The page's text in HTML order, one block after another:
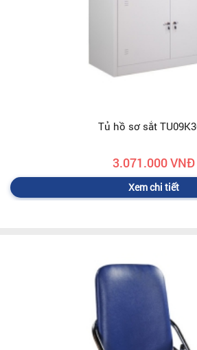
Tủ hồ sơ sắt
3.071.000 VNĐ
Xem chi tiết